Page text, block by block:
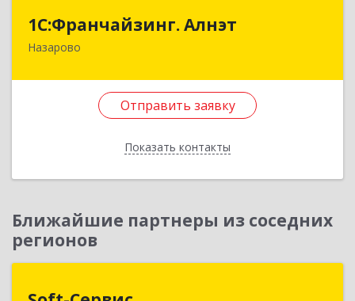
1С:Франчайзинг. Алнэт
Назарово
Отправить заявку
Показать контакты
1С:Франчайзинг. Алнэт
662200, Красноярский край, Назарово г,
Отправить заявку
Назад
Ближайшие партнеры из соседних
регионов